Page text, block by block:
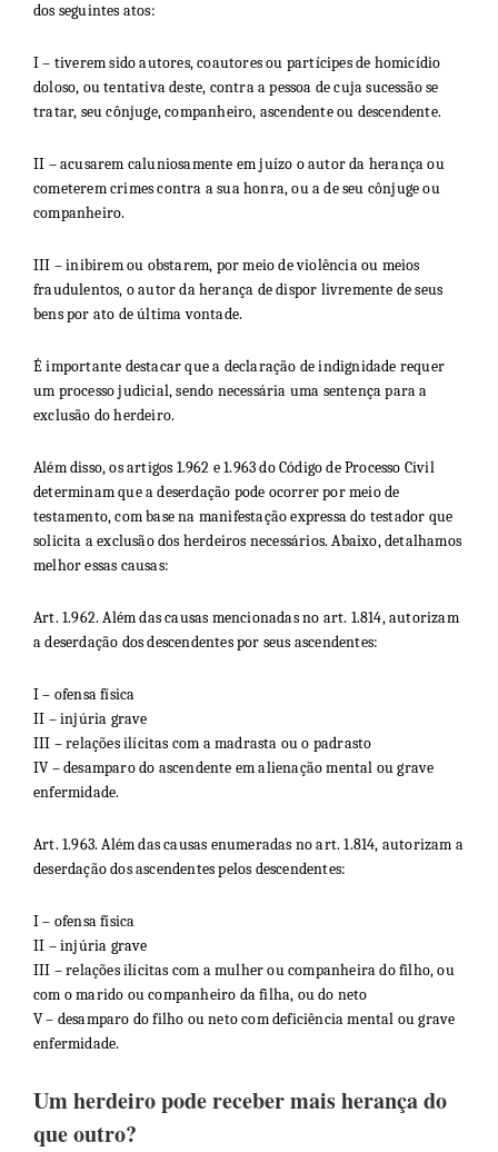
dos seguintes atos:
I – tiverem sido autores, coautores ou partícipes de homicídio
doloso, ou tentativa deste, contra a pessoa de cuja sucessão se
tratar, seu cônjuge, companheiro, ascendente ou descendente.
II – acusarem caluniosamente em juízo o autor da herança ou
cometerem crimes contra a sua honra, ou a de seu cônjuge ou
companheiro.
III – inibirem ou obstarem, por meio de violência ou meios
fraudulentos, o autor da herança de dispor livremente de seus
bens por ato de última vontade.
É importante destacar que a declaração de indignidade requer
um processo judicial, sendo necessária uma sentença para a
exclusão do herdeiro.
Além disso, os artigos 1.962 e 1.963 do Código de Processo Civil
determinam que a deserdação pode ocorrer por meio de
testamento, com base na manifestação expressa do testador que
solicita a exclusão dos herdeiros necessários. Abaixo, detalhamos
melhor essas causas:
Art. 1.962. Além das causas mencionadas no art. 1.814, autorizam
a deserdação dos descendentes por seus ascendentes:
I – ofensa física
II – injúria grave
III – relações ilícitas com a madrasta ou o padrasto
IV – desamparo do ascendente em alienação mental ou grave
enfermidade.
Art. 1.963. Além das causas enumeradas no art. 1.814, autorizam a
deserdação dos ascendentes pelos descendentes:
I – ofensa física
II – injúria grave
III – relações ilícitas com a mulher ou companheira do filho, ou
com o marido ou companheiro da filha, ou do neto
V – desamparo do filho ou neto com deficiência mental ou grave
enfermidade.
Um herdeiro pode receber mais herança do
que outro?